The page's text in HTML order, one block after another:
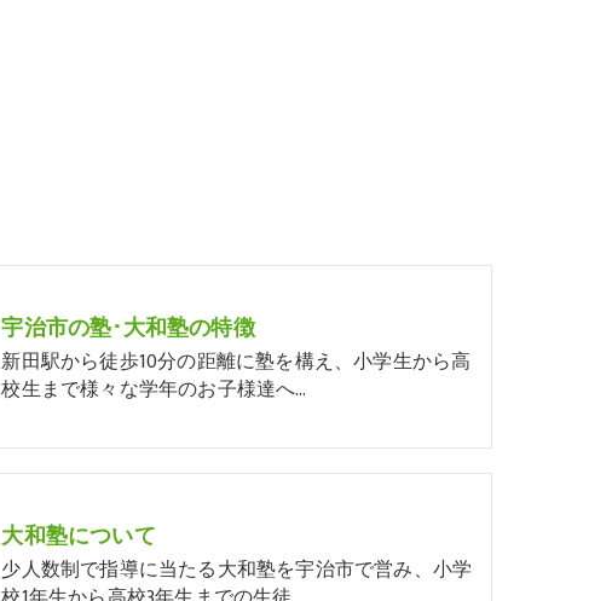
宇治市の塾･大和塾の特徴
新田駅から徒歩10分の距離に塾を構え、小学生から高
校生まで様々な学年のお子様達へ…
大和塾について
少人数制で指導に当たる大和塾を宇治市で営み、小学